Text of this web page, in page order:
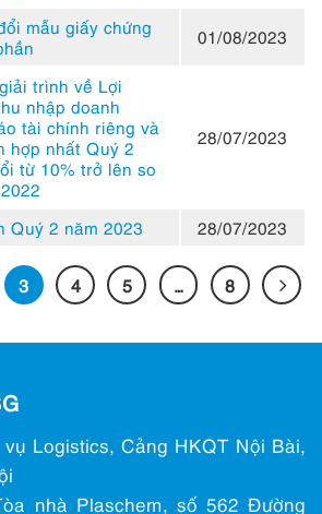
mẫu giấy chứng
01/08/2023
trình về Lợi
nhập doanh
tài chính riêng và
hợp nhất Quý 2
từ 10% trở lên so
28/07/2023
Quý 2 năm 2023 28/07/2023
3 4 5 … 8
Logistics, Cảng HKQT Nội Bài,
nhà Plaschem, số 562 Đường